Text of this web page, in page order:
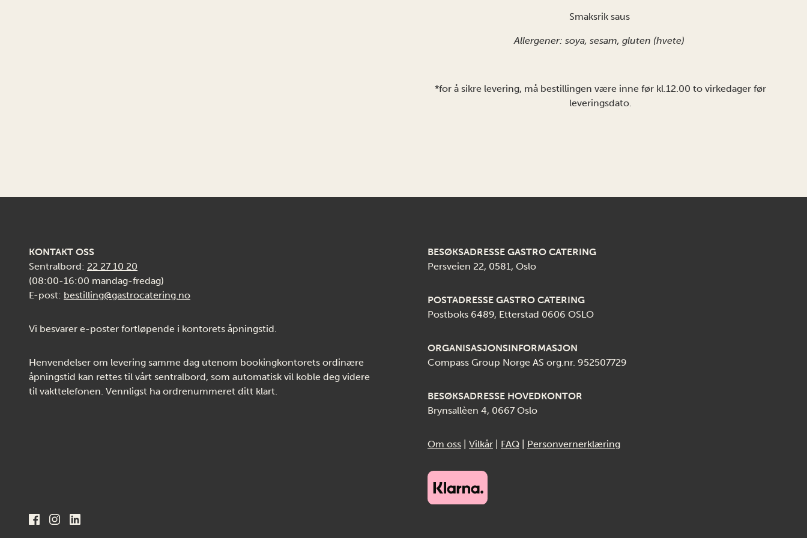
Smaksrik saus
Allergener: soya, sesam, gluten (hvete)
*for å sikre levering, må bestillingen være inne før kl.12.00 to virkedager før
leveringsdato.
KONTAKT OSS
Sentralbord: 22 27 10 20
(08:00-16:00 mandag-fredag)
E-post: bestilling@gastrocatering.no
Vi besvarer e-poster fortløpende i kontorets åpningstid.
Henvendelser om levering samme dag utenom bookingkontorets ordinære
åpningstid kan rettes til vårt sentralbord, som automatisk vil koble deg videre
til vakttelefonen. Vennligst ha ordrenummeret ditt klart.
BESØKSADRESSE GASTRO CATERING
Persveien 22, 0581, Oslo
POSTADRESSE GASTRO CATERING
Postboks 6489, Etterstad 0606 OSLO
ORGANISASJONSINFORMASJON
Compass Group Norge AS org.nr. 952507729
BESØKSADRESSE HOVEDKONTOR
Brynsallèen 4, 0667 Oslo
Om oss Vilkår FAQ Personvernerklæring